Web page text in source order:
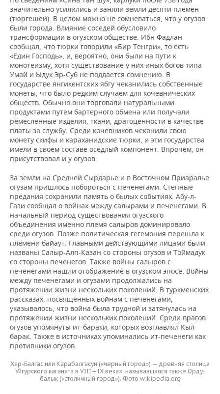
ONLINE-КОНФЕРЕНЦИИ
ОТКРЫТАЯ ЛЕКЦИЯ
ХОККЕЙ
БАСКЕТБОЛ
ВОЛЕЙБОЛ
КИБЕРСПОРТ
ФИГУРНОЕ КАТАНИЕ
ВОДНЫЕ ВИДЫ СПОРТА
ХОККЕЙ С МЯЧОМ
ВЛАСТЬ
ИНФРАСТРУКТУРА
ИСТОРИЯ
КУЛЬТУРА
МЕДИЦИНА
ОБРАЗОВАНИЕ
ПРОИСШЕСТВИЯ
СЮЖЕТЫ
СПРАВОЧНИК
СПИСОК ПЕРСОН
СПИСОК КОМПАНИЙ
ПОЛНАЯ ВЕРСИЯ
значительно усилились и заняли земли десяти племен
(тюргешей). В целом можно не сомневаться, что у огузов
были города. Влияние соседей обусловило
трансформации в огузском обществе. Ибн Фадлан
сообщал, что тюрки говорили «Бир Тенгри», то есть
«Един Господь», и, вероятно, они были на пути к
монотеизму, хотя существование у них иных богов типа
Умай и Ыдук Эр-Суб не поддается сомнению. В
государстве янгикентских ябгу чеканились собственные
монеты, что было редким случаем для кочевнических
обществ. Обычно они торговали натуральными
продуктами путем бартерного обмена или получали
ремесленные изделия, ткани, драгоценности в качестве
платы за службу. Среди кочевников чеканили свою
монету скифы и караханидские тюрки, и эти государства
имели в своем составе оседлый компонент. Впрочем, он
присутствовал и у огузов.
За земли на Средней Сырдарье и в Восточном Приаралье
огузам пришлось побороться с печенегами. Степные
предания сохранили память о былых событиях. Абу-л-
Гази сообщал о войнах между салырами и печенегами. В
начальный период существования огузского
объединения именно племя салыров доминировало
среди огузов. Позже политическая гегемония перешла к
племени байаут. Главными действующими лицами были
названы Салыр-Алп-Казан со стороны огузов и Тоймадук
со стороны печенегов. Также войны салыров с
печенегами нашли отображение в огузском эпосе. Войны
между печенегами и огузами продолжались на
протяжении жизни нескольких поколений. В туркменских
рассказах, посвященных войнам с печенегами,
указывалось, что война была трудной и затянулась на
протяжении жизни нескольких поколений. Среди врагов
огузов упомянуты ит-бараки, которых возглавлял Кыл-
барак. Также в источниках упоминались ит-печенеги как
противники огузов.
Хар-Балгас или Карабалгасун («черный город») — древняя столица
Уйгурского каганата в VIII—IX веках, называвшаяся также Орду-
балык («столичный город»). Фото wikipedia.org